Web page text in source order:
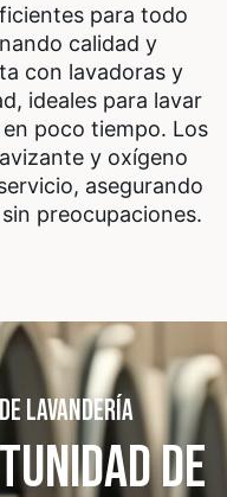
para todo
calidad y
con lavadoras y
ideales para lavar
poco tiempo. Los
y oxígeno
asegurando
preocupaciones.
LAVANDERÍA
DE